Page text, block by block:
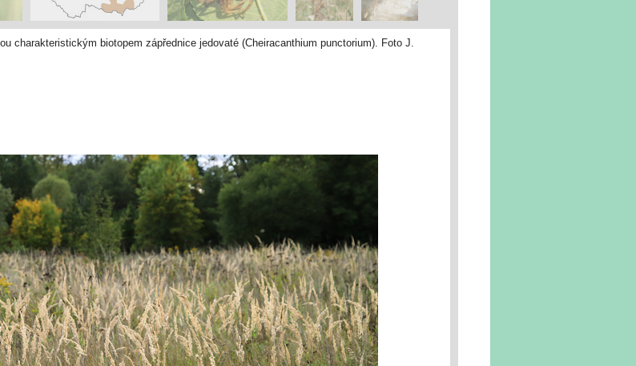
charakteristickým biotopem zápřednice jedovaté (Cheiracanthium punctorium). Foto J.